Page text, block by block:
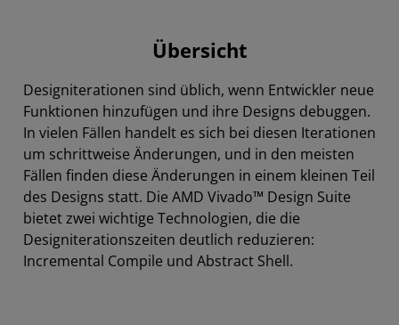
Incremental Compile
Abstract Shell
Ressourcen
Übersicht
Designiterationen sind üblich, wenn Entwickler neue
Funktionen hinzufügen und ihre Designs debuggen.
In vielen Fällen handelt es sich bei diesen Iterationen
um schrittweise Änderungen, und in den meisten
Fällen finden diese Änderungen in einem kleinen Teil
des Designs statt. Die AMD Vivado™ Design Suite
bietet zwei wichtige Technologien, die die
Designiterationszeiten deutlich reduzieren:
Incremental Compile und Abstract Shell.